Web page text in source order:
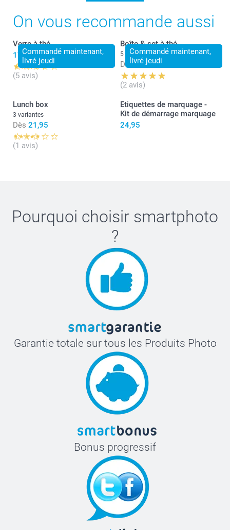
On vous recommande aussi
Commandé maintenant,
livré jeudi
Verre à thé
17,95
(5 avis)
Commandé maintenant,
livré jeudi
Boîte & set à thé
5 variantes
Dès 34,95
(2 avis)
Lunch box
3 variantes
Dès 21,95
(1 avis)
Etiquettes de marquage -
Kit de démarrage marquage
24,95
Pourquoi choisir smartphoto
?
Garantie totale sur tous les Produits Photo
Bonus progressif